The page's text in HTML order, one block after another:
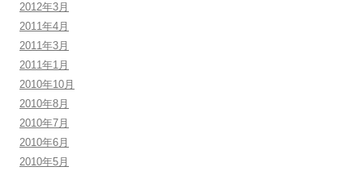
2012年3月
2011年4月
2011年3月
2011年1月
2010年10月
2010年8月
2010年7月
2010年6月
2010年5月